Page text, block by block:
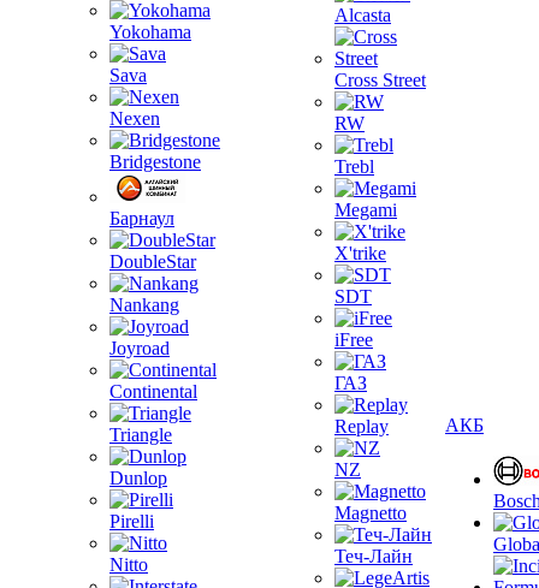
Yokohama
Sava
Nexen
Bridgestone
Барнаул
DoubleStar
Nankang
Joyroad
Continental
Triangle
Dunlop
Pirelli
Nitto
Alcasta
Cross Street
RW
Trebl
Megami
X'trike
SDT
iFree
ГАЗ
Replay
NZ
Magnetto
Теч-Лайн
АКБ